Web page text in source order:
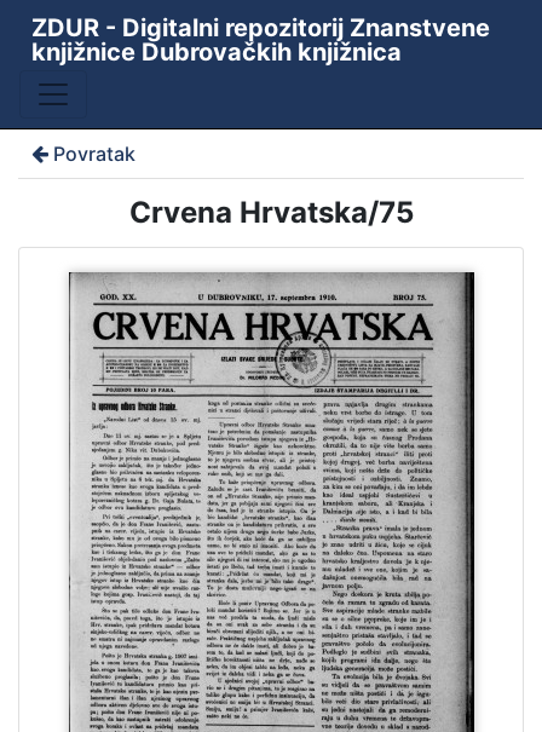
ZDUR - Digitalni repozitorij Znanstvene
knjižnice Dubrovačkih knjižnica
Povratak
Crvena Hrvatska/75